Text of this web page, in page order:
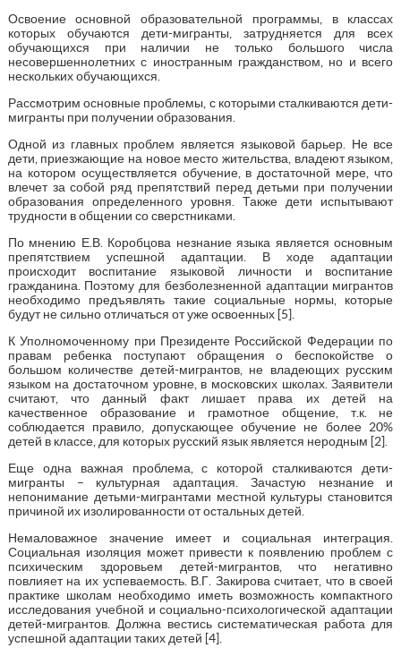
Освоение основной образовательной программы, в классах
которых обучаются дети-мигранты, затрудняется для всех
обучающихся при наличии не только большого числа
несовершеннолетних с иностранным гражданством, но и всего
нескольких обучающихся.
Рассмотрим основные проблемы, с которыми сталкиваются дети-
мигранты при получении образования.
Одной из главных проблем является языковой барьер. Не все
дети, приезжающие на новое место жительства, владеют языком,
на котором осуществляется обучение, в достаточной мере, что
влечет за собой ряд препятствий перед детьми при получении
образования определенного уровня. Также дети испытывают
трудности в общении со сверстниками.
По мнению Е.В. Коробцова незнание языка является основным
препятствием успешной адаптации. В ходе адаптации
происходит воспитание языковой личности и воспитание
гражданина. Поэтому для безболезненной адаптации мигрантов
необходимо предъявлять такие социальные нормы, которые
будут не сильно отличаться от уже освоенных [5].
К Уполномоченному при Президенте Российской Федерации по
правам ребенка поступают обращения о беспокойстве о
большом количестве детей-мигрантов, не владеющих русским
языком на достаточном уровне, в московских школах. Заявители
считают, что данный факт лишает права их детей на
качественное образование и грамотное общение, т.к. не
соблюдается правило, допускающее обучение не более 20%
детей в классе, для которых русский язык является неродным [2].
Еще одна важная проблема, с которой сталкиваются дети-
мигранты – культурная адаптация. Зачастую незнание и
непонимание детьми-мигрантами местной культуры становится
причиной их изолированности от остальных детей.
Немаловажное значение имеет и социальная интеграция.
Социальная изоляция может привести к появлению проблем с
психическим здоровьем детей-мигрантов, что негативно
повлияет на их успеваемость. В.Г. Закирова считает, что в своей
практике школам необходимо иметь возможность компактного
исследования учебной и социально-психологической адаптации
детей-мигрантов. Должна вестись систематическая работа для
успешной адаптации таких детей [4].